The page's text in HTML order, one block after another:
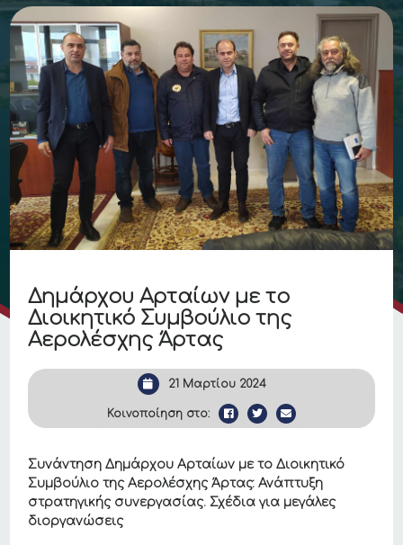
Δημάρχου Αρταίων με το
Διοικητικό Συμβούλιο της
Αερολέσχης Άρτας
21 Μαρτίου 2024
Κοινοποίηση στο:
Συνάντηση Δημάρχου Αρταίων με το Διοικητικό
Συμβούλιο της Αερολέσχης Άρτας: Ανάπτυξη
στρατηγικής συνεργασίας. Σχέδια για μεγάλες
διοργανώσεις